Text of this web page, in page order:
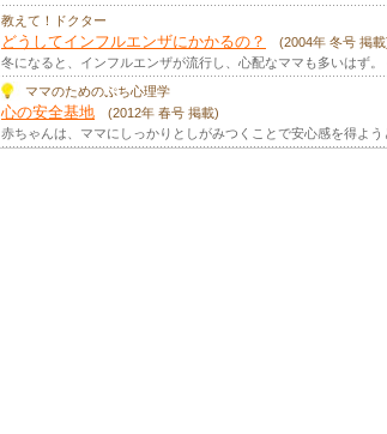
教えて！ドクター
どうしてインフルエンザにかかるの？
(2004年 冬号 掲載
冬になると、インフルエンザが流行し、心配なママも多いはず。
ママのためのぷち心理学
心の安全基地
(2012年 春号 掲載)
赤ちゃんは、ママにしっかりとしがみつくことで安心感を得よ